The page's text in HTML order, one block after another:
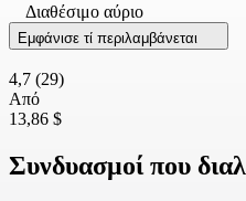
Διαθέσιμο αύριο
Εμφάνισε τί περιλαμβάνεται
4,7 (29)
Από
13,86 $
Συνδυασμοί που